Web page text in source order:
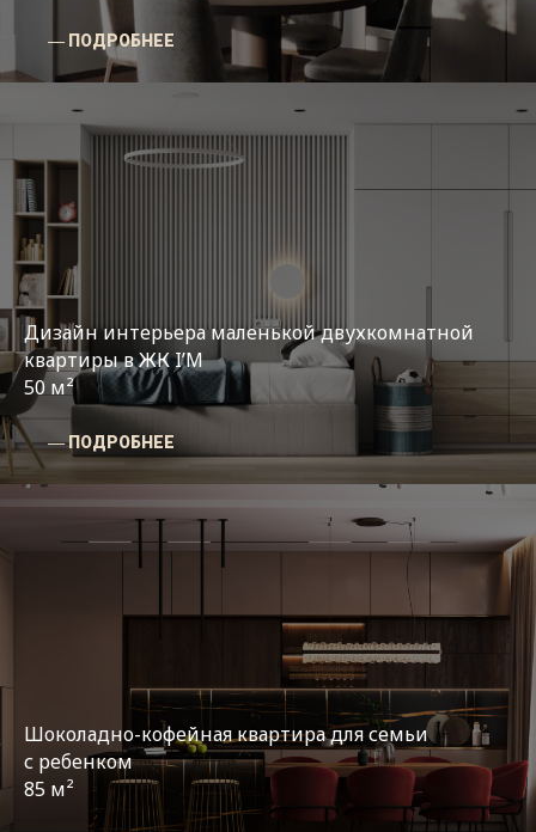
― ПОДРОБНЕЕ
Дизайн интерьера маленькой двухкомнатной
квартиры в ЖК I’M
50 м²
― ПОДРОБНЕЕ
Шоколадно-кофейная квартира для семьи
с ребенком
85 м²